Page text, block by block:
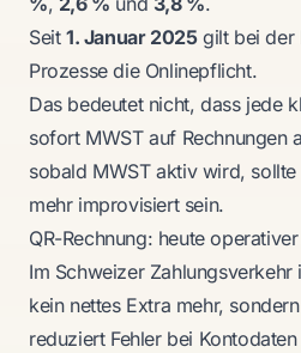
Seit 1. Januar 2025gilt bei der
Prozesse die Onlinepflicht.
Das bedeutet nicht, dass jede
sofort MWST auf Rechnungen
sobald MWST aktiv wird,
mehr improvisiert sein.
QR-Rechnung: heute
Im Schweizer Zahlungsverkehr
kein nettes Extra mehr,
reduziert Fehler bei